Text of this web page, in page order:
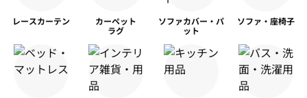
レースカーテン
カーペット
ラグ
ソファカバー・パ
ット
ソファ・座椅子